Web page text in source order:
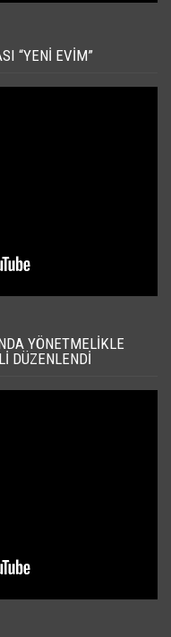
“YENI EVIM”
YÖNETMELIKLE
DÜZENLENDI